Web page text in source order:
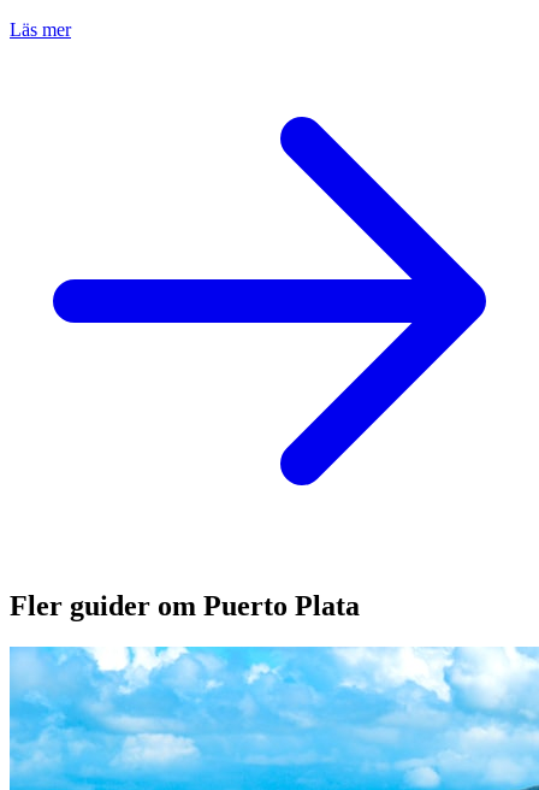
Läs mer
Fler guider om Puerto Plata